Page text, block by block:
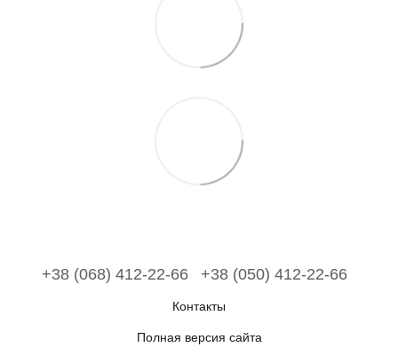
+38 (068) 412-22-66 +38 (050) 412-22-66
Контакты
Полная версия сайта